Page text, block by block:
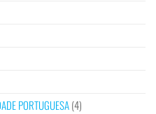
PORTUGUESA(4)